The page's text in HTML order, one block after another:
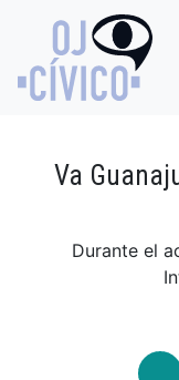
Va
Durante el